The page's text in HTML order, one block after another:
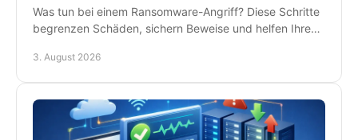
Was tun bei einem Ransomware-Angriff? Diese Schritte
begrenzen Schäden, sichern Beweise und helfen Ihrem
3. August 2026